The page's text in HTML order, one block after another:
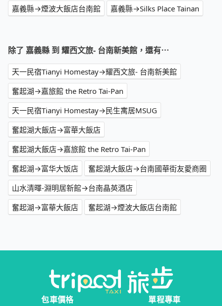
嘉義縣→煙波大飯店台南館
嘉義縣→Silks Place Tainan
除了 嘉義縣 到 耀西文旅- 台南新美館，還有⋯
天一民宿Tianyi Homestay→耀西文旅- 台南新美館
奮起湖→嘉旅館 the Retro Tai-Pan
天一民宿Tianyi Homestay→民生寓居MSUG
奮起湖大飯店→富華大飯店
奮起湖大飯店→嘉旅館 the Retro Tai-Pan
奮起湖→富华大饭店
奮起湖大飯店→台南國華街友愛商圈
山水清暉-淵明居新館→台南晶英酒店
奮起湖→富華大飯店
奮起湖→煙波大飯店台南館
包車價格
單程專車